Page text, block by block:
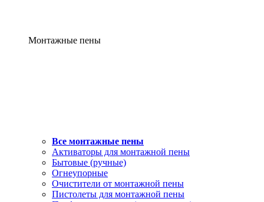
Монтажные пены
Все монтажные пены
Активаторы для монтажной пены
Бытовые (ручные)
Огнеупорные
Очистители от монтажной пены
Пистолеты для монтажной пены